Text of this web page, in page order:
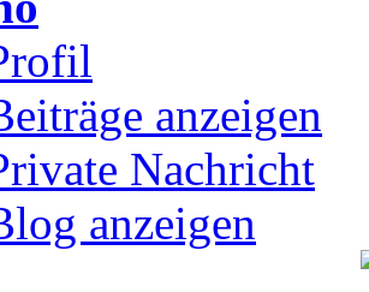
anzeigen
Nachricht
anzeigen